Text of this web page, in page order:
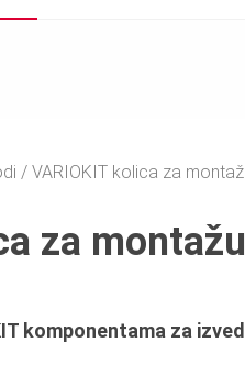
VARIOKIT kolica za
za
komponentama za